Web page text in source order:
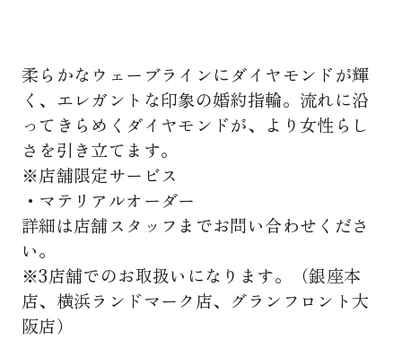
柔らかなウェーブラインにダイヤモンドが輝
く、エレガントな印象の婚約指輪。流れに沿
ってきらめくダイヤモンドが、より女性らし
さを引き立てます。
※店舗限定サービス
・マテリアルオーダー
詳細は店舗スタッフまでお問い合わせくださ
い。
※3店舗でのお取扱いになります。（銀座本
店、横浜ランドマーク店、グランフロント大
阪店）